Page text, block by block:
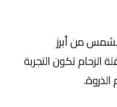
من أبرز
تكون التجربة